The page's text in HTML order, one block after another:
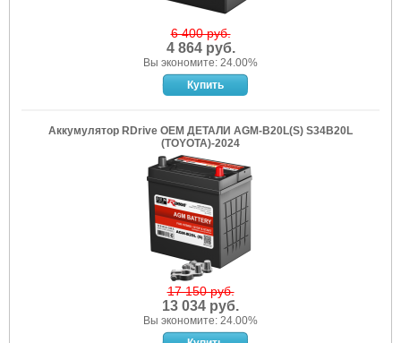
6 400 руб.
4 864 руб.
Вы экономите: 24.00%
Аккумулятор RDrive OEM ДЕТАЛИ AGM-B20L(S) S34B20L
(TOYOTA)-2024
17 150 руб.
13 034 руб.
Вы экономите: 24.00%